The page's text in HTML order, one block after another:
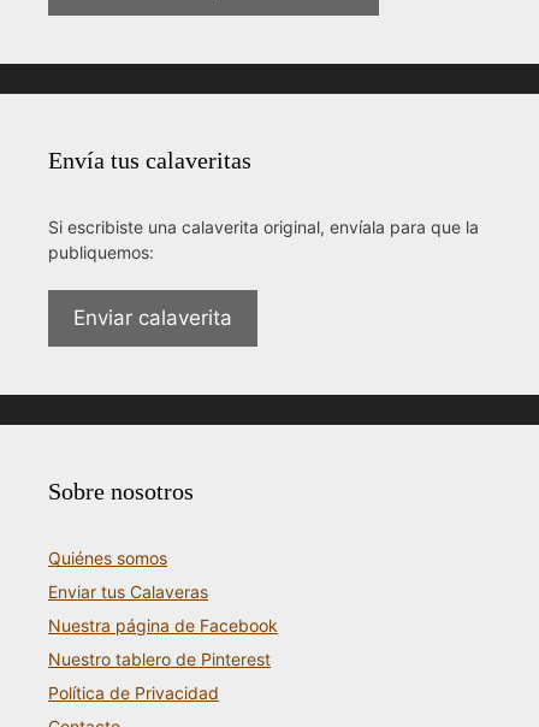
Envía tus calaveritas
Si escribiste una calaverita original, envíala para que la
publiquemos:
Enviar calaverita
Sobre nosotros
Quiénes somos
Enviar tus Calaveras
Nuestra página de Facebook
Nuestro tablero de Pinterest
Política de Privacidad